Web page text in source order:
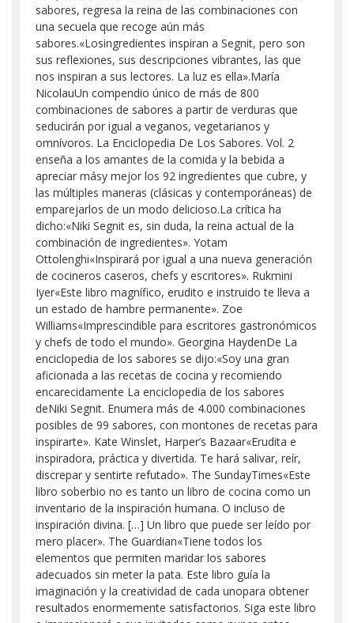
sabores, regresa la reina de las combinaciones con
una secuela que recoge aún más
sabores.«Losingredientes inspiran a Segnit, pero son
sus reflexiones, sus descripciones vibrantes, las que
nos inspiran a sus lectores. La luz es ella».María
NicolauUn compendio único de más de 800
combinaciones de sabores a partir de verduras que
seducirán por igual a veganos, vegetarianos y
omnívoros. La Enciclopedia De Los Sabores. Vol. 2
enseña a los amantes de la comida y la bebida a
apreciar másy mejor los 92 ingredientes que cubre, y
las múltiples maneras (clásicas y contemporáneas) de
emparejarlos de un modo delicioso.La crítica ha
dicho:«Niki Segnit es, sin duda, la reina actual de la
combinación de ingredientes». Yotam
Ottolenghi«Inspirará por igual a una nueva generación
de cocineros caseros, chefs y escritores». Rukmini
Iyer«Este libro magnífico, erudito e instruido te lleva a
un estado de hambre permanente». Zoe
Williams«Imprescindible para escritores gastronómicos
y chefs de todo el mundo». Georgina HaydenDe La
enciclopedia de los sabores se dijo:«Soy una gran
aficionada a las recetas de cocina y recomiendo
encarecidamente La enciclopedia de los sabores
deNiki Segnit. Enumera más de 4.000 combinaciones
posibles de 99 sabores, con montones de recetas para
inspirarte». Kate Winslet, Harper’s Bazaar«Erudita e
inspiradora, práctica y divertida. Te hará salivar, reír,
discrepar y sentirte refutado». The SundayTimes«Este
libro soberbio no es tanto un libro de cocina como un
inventario de la inspiración humana. O incluso de
inspiración divina. […] Un libro que puede ser leído por
mero placer». The Guardian«Tiene todos los
elementos que permiten maridar los sabores
adecuados sin meter la pata. Este libro guía la
imaginación y la creatividad de cada unopara obtener
resultados enormemente satisfactorios. Siga este libro